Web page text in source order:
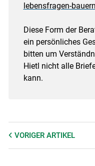
lebensfragen-
Diese Form der
ein persönliches
bitten um
Hietl nicht alle
kann.
VORIGER ARTIKEL